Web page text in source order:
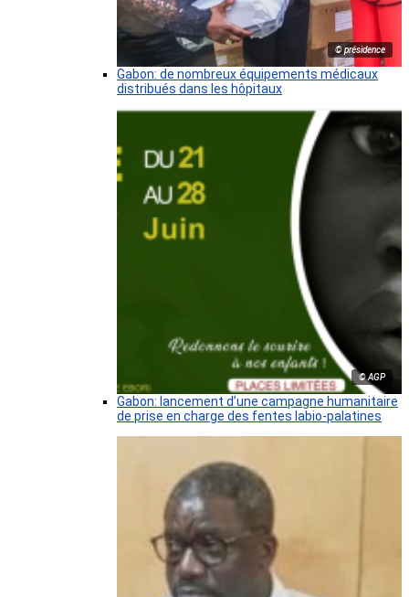
© présidence
Gabon: de nombreux équipements médicaux
distribués dans les hôpitaux
© AGP
Gabon: lancement d’une campagne humanitaire
de prise en charge des fentes labio-palatines